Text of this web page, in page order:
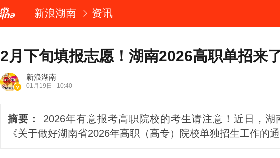
新浪湖南 资讯
2月下旬填报志愿！湖南2026高职单招来
新浪湖南
01月19日 10:40
摘要：
2026年有意报考高职院校的考生请注意！近日，湖
《关于做好湖南省2026年高职（高专）院校单独招生工作的通